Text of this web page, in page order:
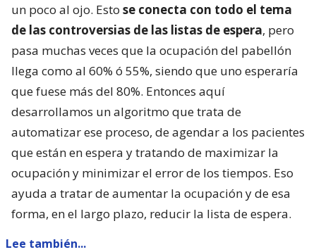
un poco al ojo. Esto se conecta con todo el tema
de las controversias de las listas de espera, pero
pasa muchas veces que la ocupación del pabellón
llega como al 60% ó 55%, siendo que uno esperaría
que fuese más del 80%. Entonces aquí
desarrollamos un algoritmo que trata de
automatizar ese proceso, de agendar a los pacientes
que están en espera y tratando de maximizar la
ocupación y minimizar el error de los tiempos. Eso
ayuda a tratar de aumentar la ocupación y de esa
forma, en el largo plazo, reducir la lista de espera.
Lee también...